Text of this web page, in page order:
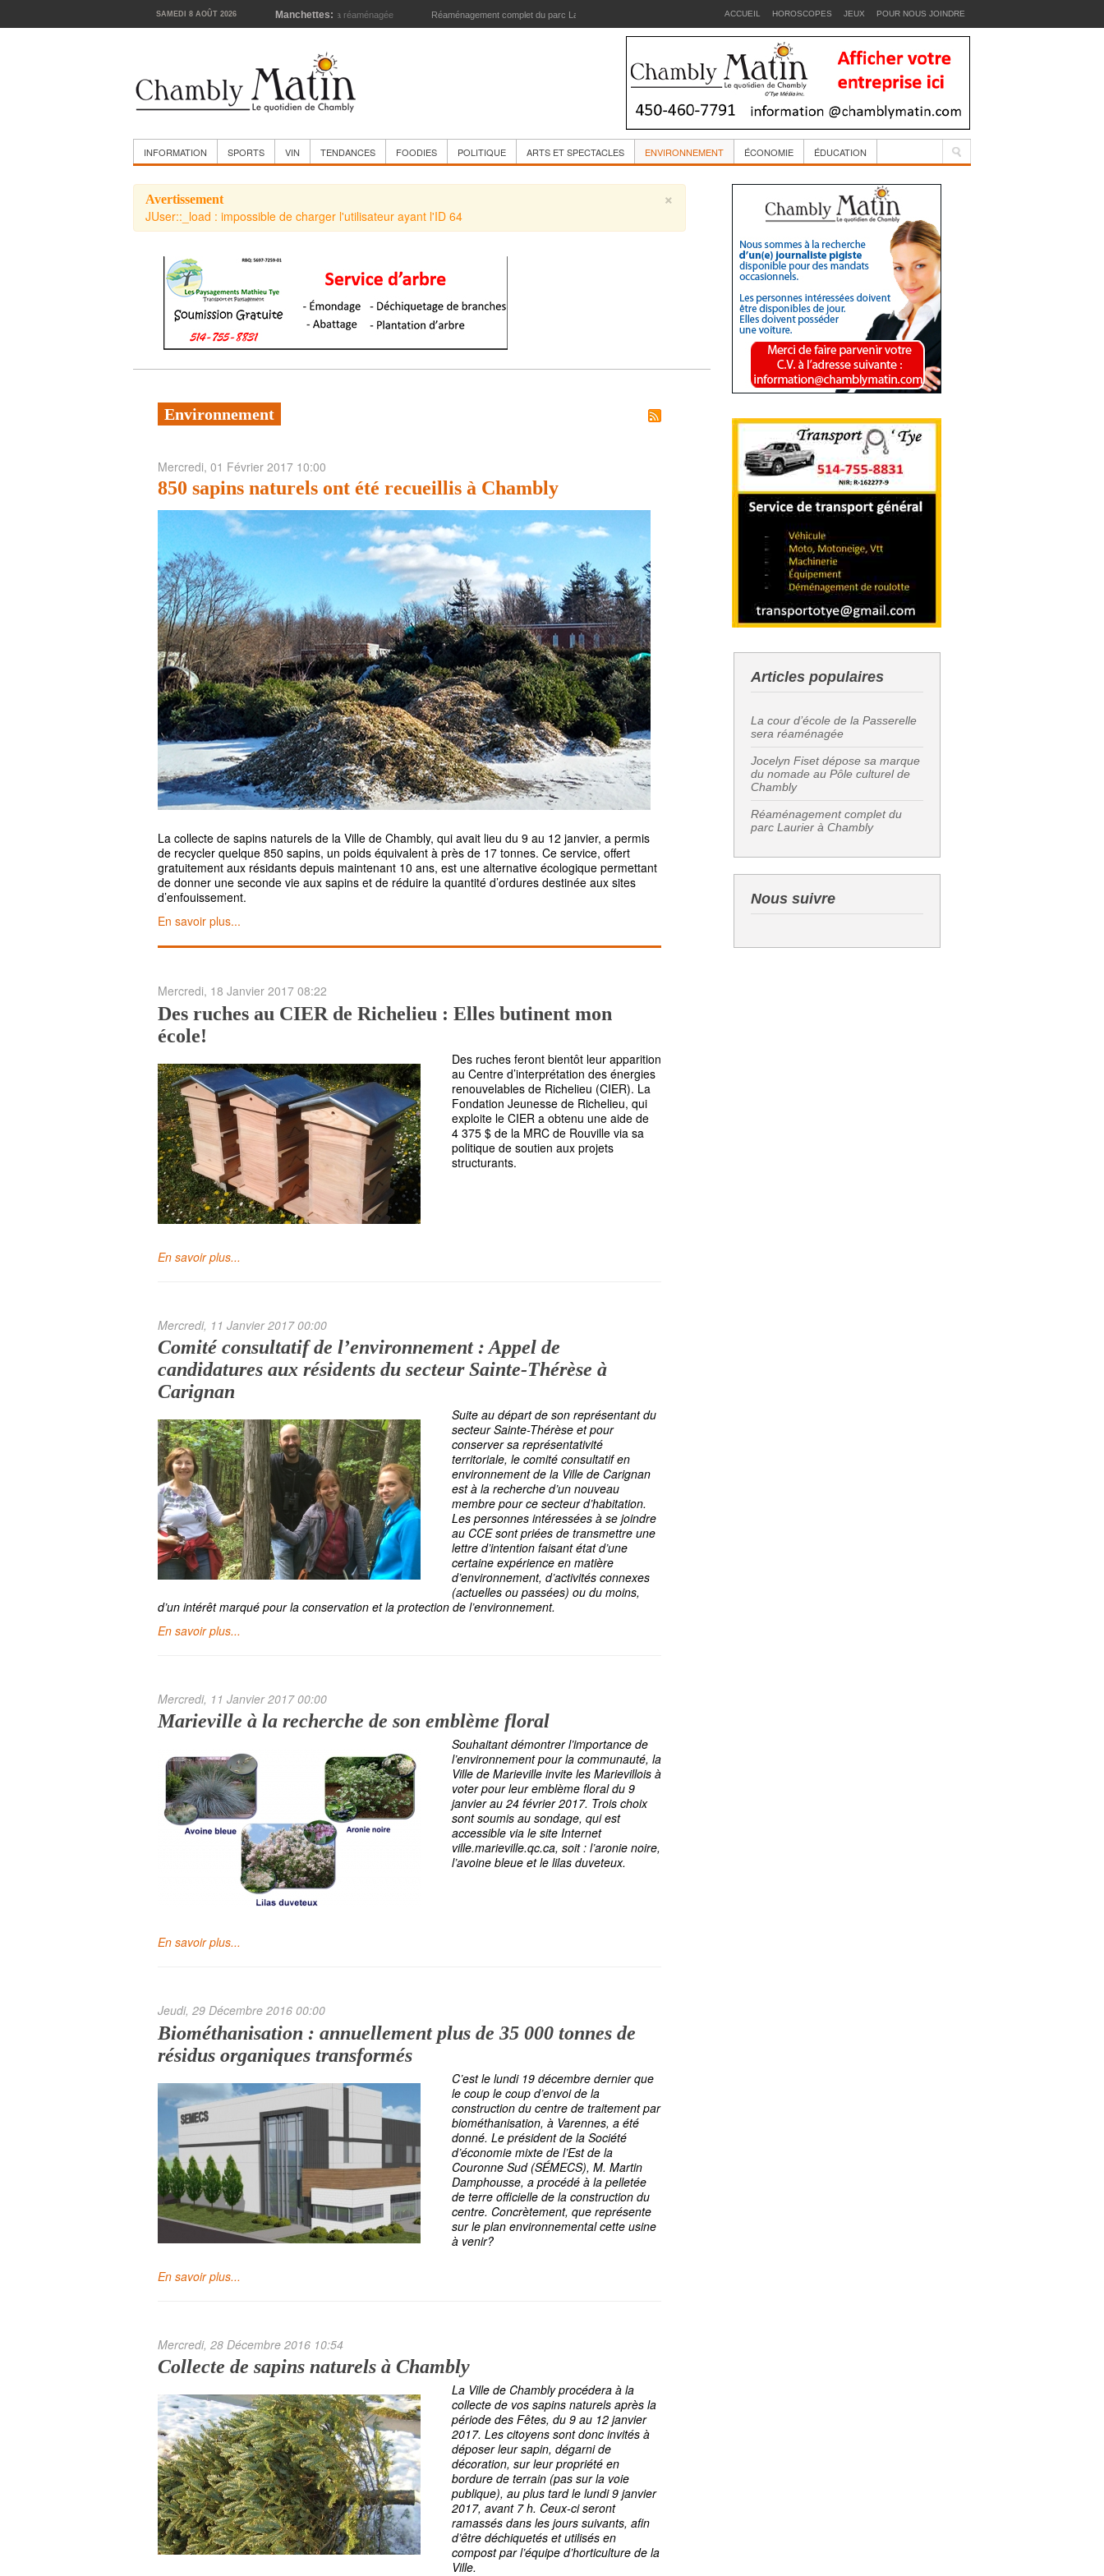
SAMEDI 8 AOÛT 2026 Manchettes: La cour d’école de la Passerelle sera réaménagée ACCUEIL HOROSCOPES JEUX POUR NOUS JOINDRE
INFORMATION SPORTS VIN TENDANCES FOODIES POLITIQUE ARTS ET SPECTACLES ENVIRONNEMENT ÉCONOMIE ÉDUCATION
×
Avertissement
JUser::_load : impossible de charger l'utilisateur ayant l'ID 64
Environnement
Mercredi, 01 Février 2017 10:00
850 sapins naturels ont été recueillis à Chambly
La collecte de sapins naturels de la Ville de Chambly, qui avait lieu du 9 au 12 janvier, a permis
de recycler quelque 850 sapins, un poids équivalent à près de 17 tonnes. Ce service, offert
gratuitement aux résidants depuis maintenant 10 ans, est une alternative écologique permettant
de donner une seconde vie aux sapins et de réduire la quantité d’ordures destinée aux sites
d’enfouissement.
En savoir plus...
Mercredi, 18 Janvier 2017 08:22
Des ruches au CIER de Richelieu : Elles butinent mon
école!
Des ruches feront bientôt leur apparition
au Centre d’interprétation des énergies
renouvelables de Richelieu (CIER). La
Fondation Jeunesse de Richelieu, qui
exploite le CIER a obtenu une aide de
4 375 $ de la MRC de Rouville via sa
politique de soutien aux projets
structurants.
En savoir plus...
Mercredi, 11 Janvier 2017 00:00
Comité consultatif de l’environnement : Appel de
candidatures aux résidents du secteur Sainte-Thérèse à
Carignan
Suite au départ de son représentant du
secteur Sainte-Thérèse et pour
conserver sa représentativité
territoriale, le comité consultatif en
environnement de la Ville de Carignan
est à la recherche d’un nouveau
membre pour ce secteur d’habitation.
Les personnes intéressées à se joindre
au CCE sont priées de transmettre une
lettre d’intention faisant état d’une
certaine expérience en matière
d’environnement, d’activités connexes
(actuelles ou passées) ou du moins,
d’un intérêt marqué pour la conservation et la protection de l’environnement.
En savoir plus...
Mercredi, 11 Janvier 2017 00:00
Marieville à la recherche de son emblème floral
Souhaitant démontrer l’importance de
l’environnement pour la communauté, la
Ville de Marieville invite les Marievillois à
voter pour leur emblème floral du 9
janvier au 24 février 2017. Trois choix
sont soumis au sondage, qui est
accessible via le site Internet
ville.marieville.qc.ca, soit : l’aronie noire,
l’avoine bleue et le lilas duveteux.
En savoir plus...
Jeudi, 29 Décembre 2016 00:00
Biométhanisation : annuellement plus de 35 000 tonnes de
résidus organiques transformés
C’est le lundi 19 décembre dernier que
le coup le coup d’envoi de la
construction du centre de traitement par
biométhanisation, à Varennes, a été
donné. Le président de la Société
d’économie mixte de l’Est de la
Couronne Sud (SÉMECS), M. Martin
Damphousse, a procédé à la pelletée
de terre officielle de la construction du
centre. Concrètement, que représente
sur le plan environnemental cette usine
à venir?
En savoir plus...
Mercredi, 28 Décembre 2016 10:54
Collecte de sapins naturels à Chambly
La Ville de Chambly procédera à la
collecte de vos sapins naturels après la
période des Fêtes, du 9 au 12 janvier
2017. Les citoyens sont donc invités à
déposer leur sapin, dégarni de
décoration, sur leur propriété en
bordure de terrain (pas sur la voie
publique), au plus tard le lundi 9 janvier
2017, avant 7 h. Ceux-ci seront
ramassés dans les jours suivants, afin
d’être déchiquetés et utilisés en
compost par l’équipe d’horticulture de la
Ville.
Articles populaires
La cour d’école de la Passerelle
sera réaménagée
Jocelyn Fiset dépose sa marque
du nomade au Pôle culturel de
Chambly
Réaménagement complet du
parc Laurier à Chambly
Nous suivre